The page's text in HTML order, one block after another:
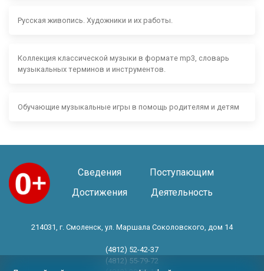
Русская живопись. Художники и их работы.
Коллекция классической музыки в формате mp3, словарь
музыкальных терминов и инструментов.
Обучающие музыкальные игры в помощь родителям и детям
Сведения
Поступающим
Достижения
Деятельность
214031, г. Смоленск, ул. Маршала Соколовского, дом 14
(4812) 52-42-37
(4812) 55-79-72